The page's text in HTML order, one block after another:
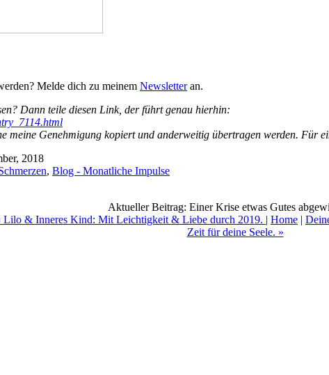
Melde dich zu meinem Newsletteran.
Dann teile diesen Link, der führt genau hierhin:
meine Genehmigung kopiert und anderweitig übertragen werden. Für
2018
, Blog - Monatliche Impulse
Aktueller Beitrag: Einer Krise etwas Gutes
Lilo & Inneres Kind: Mit Leichtigkeit & Liebe durch 2019. | Home |
Zeit für deine Seele. »